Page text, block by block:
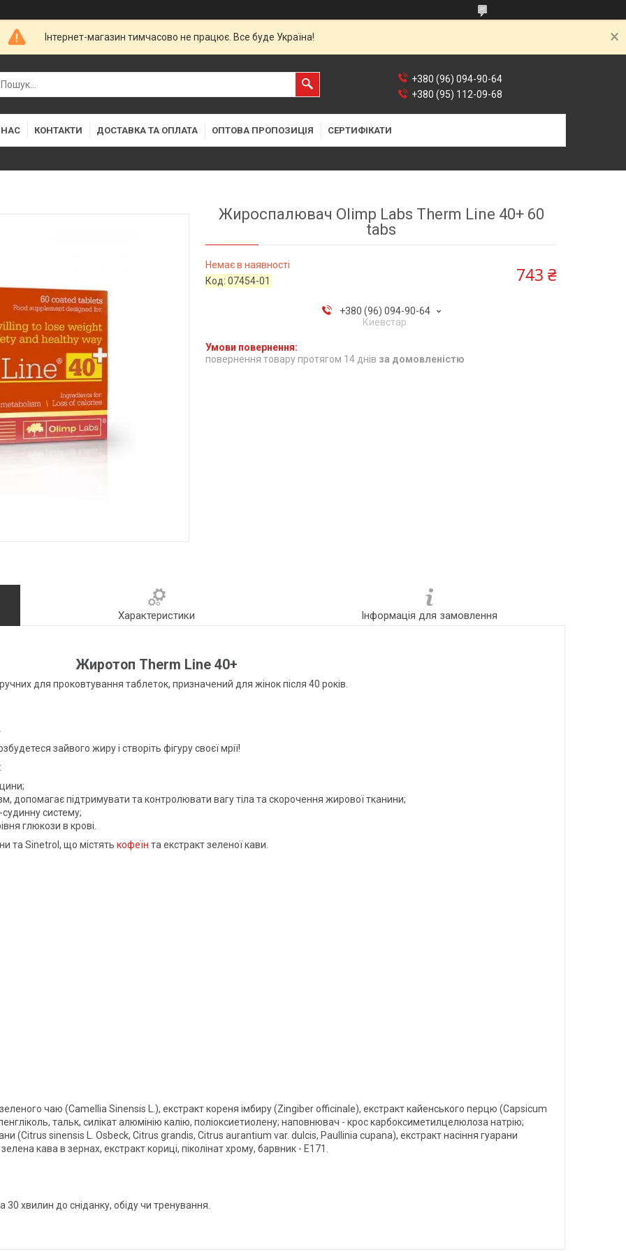
Інтернет-магазин тимчасово не працює. Все буде Україна!
+380 (96) 094-90-64
+380 (95) 112-09-68
КОНТАКТИ ДОСТАВКА ТА ОПЛАТА ОПТОВА ПРОПОЗИЦІЯ СЕРТИФІКАТИ
Жироспалювач Olimp Labs Therm Line 40+ 60
tabs
Немає в наявності
Код:07454-01 743 ₴
+380 (96) 094-90-64
Киевстар
повернення товару протягом 14 днів за домовленістю
Характеристики Інформація для замовлення
Жиротоп Therm Line 40+
для проковтування таблеток, призначений для жінок після 40 років.
зайвого жиру і створіть фігуру своєї мрії!
допомагає підтримувати та контролювати вагу тіла та скорочення жирової тканини;
систему;
глюкози в крові.
та Sinetrol, що містять кофеїн та екстракт зеленої кави.
чаю (Camellia Sinensis L.), екстракт кореня імбиру (Zingiber officinale), екстракт кайенського перцю (Capsicum
тальк, силікат алюмінію калію, поліоксиетиолену; наповнювач - крос карбоксиметилцелюлоза натрію;
(Citrus sinensis L. Osbeck, Citrus grandis, Citrus aurantium var. dulcis, Paullinia cupana), екстракт насіння гуарани
кава в зернах, екстракт кориці, піколінат хрому, барвник - E171.
30 хвилин до сніданку, обіду чи тренування.